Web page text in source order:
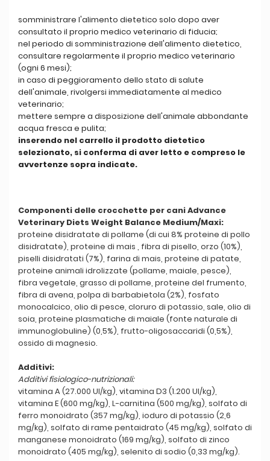
somministrare l'alimento dietetico solo dopo aver
consultato il proprio medico veterinario di fiducia;
nel periodo di somministrazione dell'alimento dietetico,
consultare regolarmente il proprio medico veterinario
(ogni 6 mesi);
in caso di peggioramento dello stato di salute
dell'animale, rivolgersi immediatamente al medico
veterinario;
mettere sempre a disposizione dell'animale abbondante
acqua fresca e pulita;
inserendo nel carrello il prodotto dietetico
selezionato, si conferma di aver letto e compreso le
avvertenze sopra indicate.
Componenti delle crocchette per cani Advance
Veterinary Diets Weight Balance Medium/Maxi:
proteine disidratate di pollame (di cui 8% proteine di pollo
disidratate), proteine di mais , fibra di pisello, orzo (10%),
piselli disidratati (7%), farina di mais, proteine di patate,
proteine animali idrolizzate (pollame, maiale, pesce),
fibra vegetale, grasso di pollame, proteine del frumento,
fibra di avena, polpa di barbabietola (2%), fosfato
monocalcico, olio di pesce, cloruro di potassio, sale, olio di
soia, proteine plasmatiche di maiale (fonte naturale di
immunoglobuline) (0,5%), frutto-oligosaccaridi (0,5%),
ossido di magnesio.
Additivi:
Additivi fisiologico-nutrizionali:
vitamina A (27.000 UI/kg), vitamina D3 (1.200 UI/kg),
vitamina E (600 mg/kg), L-carnitina (500 mg/kg), solfato di
ferro monoidrato (357 mg/kg), ioduro di potassio (2,6
mg/kg), solfato di rame pentaidrato (45 mg/kg), solfato di
manganese monoidrato (169 mg/kg), solfato di zinco
monoidrato (405 mg/kg), selenito di sodio (0,33 mg/kg).